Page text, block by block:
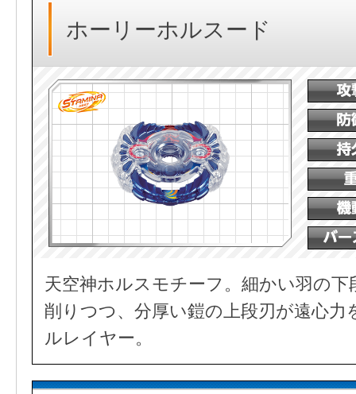
ホーリーホルスード
天空神ホルスモチーフ。細かい羽の
削りつつ、分厚い鎧の上段刃が遠心
ルレイヤー。